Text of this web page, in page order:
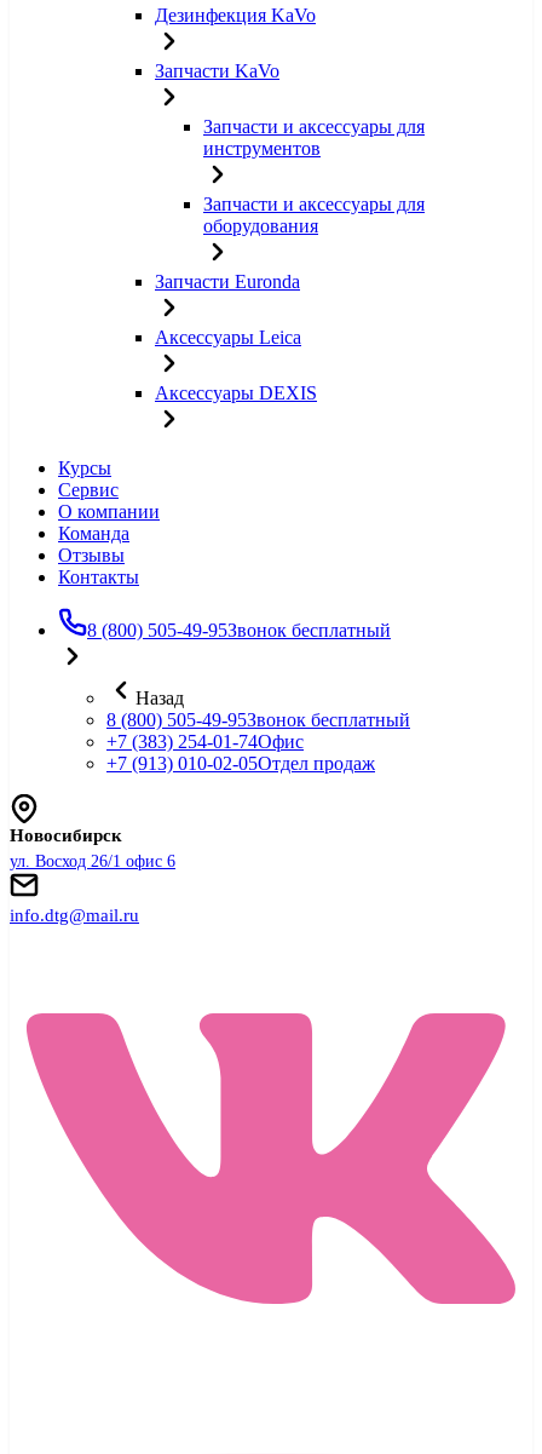
Дезинфекция KaVo
Запчасти KaVo
Запчасти и аксессуары для
инструментов
Запчасти и аксессуары для
оборудования
Запчасти Euronda
Аксессуары Leica
Аксессуары DEXIS
Курсы
Сервис
О компании
Команда
Отзывы
Контакты
8 (800) 505-49-95Звонок бесплатный
Назад
8 (800) 505-49-95Звонок бесплатный
+7 (383) 254-01-74Офис
+7 (913) 010-02-05Отдел продаж
Новосибирск
ул. Восход 26/1 офис 6
info.dtg@mail.ru